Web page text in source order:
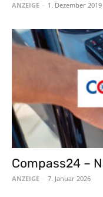
ANZEIGE - 1. Dezember 2019
Compass24 –
ANZEIGE - 7. Januar 2026